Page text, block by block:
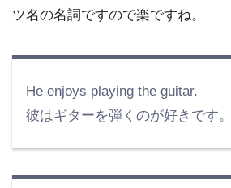
ツ名の名詞ですので楽ですね。
He enjoys playing the guitar.
彼はギターを弾くのが好きです。